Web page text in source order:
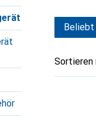
Beliebt
Sortieren